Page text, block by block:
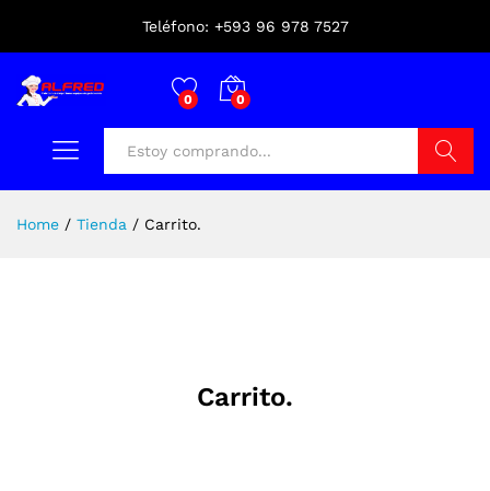
Teléfono: +593 96 978 7527
0 0
Home / Tienda / Carrito.
Carrito.